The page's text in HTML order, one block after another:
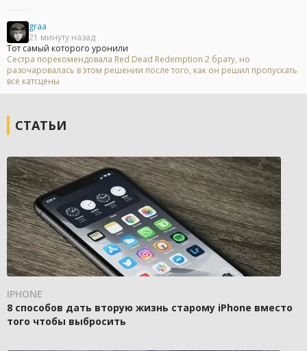
graa
21 минуту назад
Тот самый которого уронили
Сестра порекомендовала Red Dead Redemption 2 брату, но
разочаровалась в этом решении после того, как он решил пропускать
все катсцены
СТАТЬИ
IPHONE
8 способов дать вторую жизнь старому iPhone вместо
того чтобы выбросить